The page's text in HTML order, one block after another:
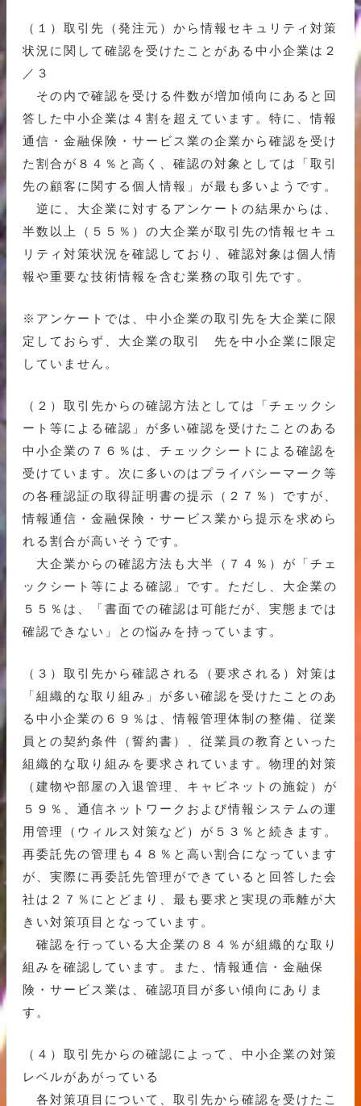
（１）取引先（発注元）から情報セキュリティ対策
状況に関して確認を受けたことがある中小企業は２
／３
その内で確認を受ける件数が増加傾向にあると回
答した中小企業は４割を超えています。特に、情報
通信・金融保険・サービス業の企業から確認を受け
た割合が８４％と高く、確認の対象としては「取引
先の顧客に関する個人情報」が最も多いようです。
逆に、大企業に対するアンケートの結果からは、
半数以上（５５％）の大企業が取引先の情報セキュ
リティ対策状況を確認しており、確認対象は個人情
報や重要な技術情報を含む業務の取引先です。
※アンケートでは、中小企業の取引先を大企業に限
定しておらず、大企業の取引 先を中小企業に限定
していません。
（２）取引先からの確認方法としては「チェックシ
ート等による確認」が多い確認を受けたことのある
中小企業の７６％は、チェックシートによる確認を
受けています。次に多いのはプライバシーマーク等
の各種認証の取得証明書の提示（２７％）ですが、
情報通信・金融保険・サービス業から提示を求めら
れる割合が高いそうです。
大企業からの確認方法も大半（７４％）が「チェ
ックシート等による確認」です。ただし、大企業の
５５％は、「書面での確認は可能だが、実態までは
確認できない」との悩みを持っています。
（３）取引先から確認される（要求される）対策は
「組織的な取り組み」が多い確認を受けたことのあ
る中小企業の６９％は、情報管理体制の整備、従業
員との契約条件（誓約書）、従業員の教育といった
組織的な取り組みを要求されています。物理的対策
（建物や部屋の入退管理、キャビネットの施錠）が
５９％、通信ネットワークおよび情報システムの運
用管理（ウィルス対策など）が５３％と続きます。
再委託先の管理も４８％と高い割合になっています
が、実際に再委託先管理ができていると回答した会
社は２７％にとどまり、最も要求と実現の乖離が大
きい対策項目となっています。
確認を行っている大企業の８４％が組織的な取り
組みを確認しています。また、情報通信・金融保
険・サービス業は、確認項目が多い傾向にありま
す。
（４）取引先からの確認によって、中小企業の対策
レベルがあがっている
各対策項目について、取引先から確認を受けたこ